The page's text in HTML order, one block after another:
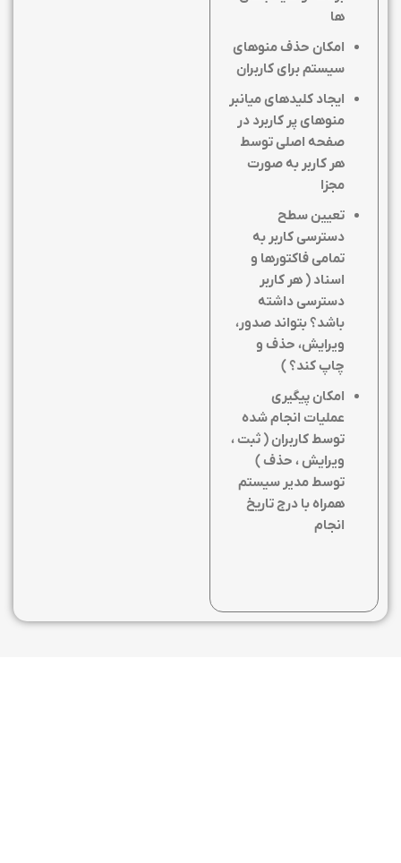
ها
امکان حذف منوهای
سیستم برای کاربران
ایجاد کلیدهای میانبر
منوهای پر کاربرد در
صفحه اصلی توسط
هر کاربر به صورت
مجزا
تعیین سطح
دسترسی کاربر به
تمامی فاکتورها و
اسناد ( هر کاربر
دسترسی داشته
باشد؟ بتواند صدور،
ویرایش، حذف و
چاپ کند؟ )
امکان پیگیری
عملیات انجام شده
توسط کاربران ( ثبت ،
ویرایش ، حذف )
توسط مدیر سیستم
همراه با درج تاریخ
انجام